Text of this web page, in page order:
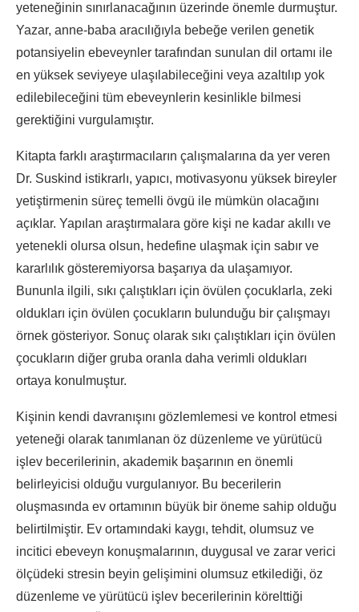
yeteneğinin sınırlanacağının üzerinde önemle durmuştur.
Yazar, anne-baba aracılığıyla bebeğe verilen genetik
potansiyelin ebeveynler tarafından sunulan dil ortamı ile
en yüksek seviyeye ulaşılabileceğini veya azaltılıp yok
edilebileceğini tüm ebeveynlerin kesinlikle bilmesi
gerektiğini vurgulamıştır.
Kitapta farklı araştırmacıların çalışmalarına da yer veren
Dr. Suskind istikrarlı, yapıcı, motivasyonu yüksek bireyler
yetiştirmenin süreç temelli övgü ile mümkün olacağını
açıklar. Yapılan araştırmalara göre kişi ne kadar akıllı ve
yetenekli olursa olsun, hedefine ulaşmak için sabır ve
kararlılık gösteremiyorsa başarıya da ulaşamıyor.
Bununla ilgili, sıkı çalıştıkları için övülen çocuklarla, zeki
oldukları için övülen çocukların bulunduğu bir çalışmayı
örnek gösteriyor. Sonuç olarak sıkı çalıştıkları için övülen
çocukların diğer gruba oranla daha verimli oldukları
ortaya konulmuştur.
Kişinin kendi davranışını gözlemlemesi ve kontrol etmesi
yeteneği olarak tanımlanan öz düzenleme ve yürütücü
işlev becerilerinin, akademik başarının en önemli
belirleyicisi olduğu vurgulanıyor. Bu becerilerin
oluşmasında ev ortamının büyük bir öneme sahip olduğu
belirtilmiştir. Ev ortamındaki kaygı, tehdit, olumsuz ve
incitici ebeveyn konuşmalarının, duygusal ve zarar verici
ölçüdeki stresin beyin gelişimini olumsuz etkilediği, öz
düzenleme ve yürütücü işlev becerilerinin körelttiği